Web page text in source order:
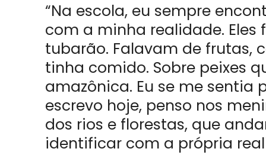
“Na escola, eu sempre
com a minha realidade.
tubarão. Falavam de frutas,
tinha comido. Sobre peixes
amazônica. Eu se me sentia
escrevo hoje, penso nos
dos rios e florestas, que
identificar com a própria